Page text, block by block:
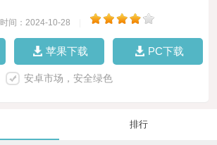
时间：2024-10-28
苹果下载 PC下载
安卓市场，安全绿色
排行